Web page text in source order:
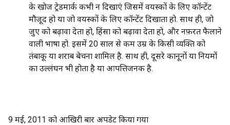
के खोज ट्रेडमार्क कभी न दिखाएं जिसमें वयस्कों के लिए कॉन्टेंट
मौजूद हो या जो वयस्कों के लिए कॉन्टेंट दिखाता हो. साथ ही, जो
जुए को बढ़ावा देता हो, हिंसा को बढ़ावा देता हो, और नफ़रत फैलाने
वाली भाषा हो. इसमें 20 साल से कम उम्र के किसी व्यक्ति को
तंबाकू या शराब बेचना शामिल है. साथ ही, दूसरे कानूनों या नियमों
का उल्लंघन भी होता है या आपत्तिजनक है.
9 मई, 2011 को आखिरी बार अपडेट किया गया